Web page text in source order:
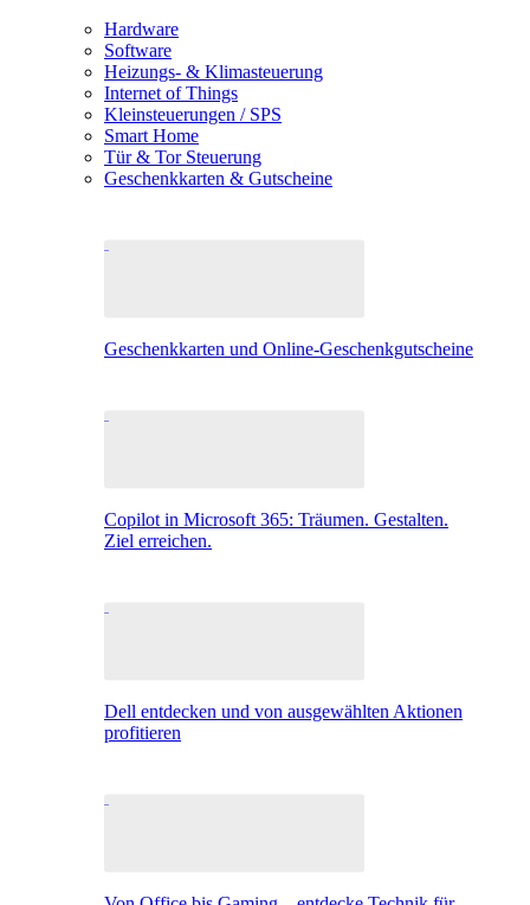
Hardware
Software
Heizungs- & Klimasteuerung
Internet of Things
Kleinsteuerungen / SPS
Smart Home
Tür & Tor Steuerung
Geschenkkarten & Gutscheine
Geschenkkarten und Online-Geschenkgutscheine
Copilot in Microsoft 365: Träumen. Gestalten.
Ziel erreichen.
Dell entdecken und von ausgewählten Aktionen
profitieren